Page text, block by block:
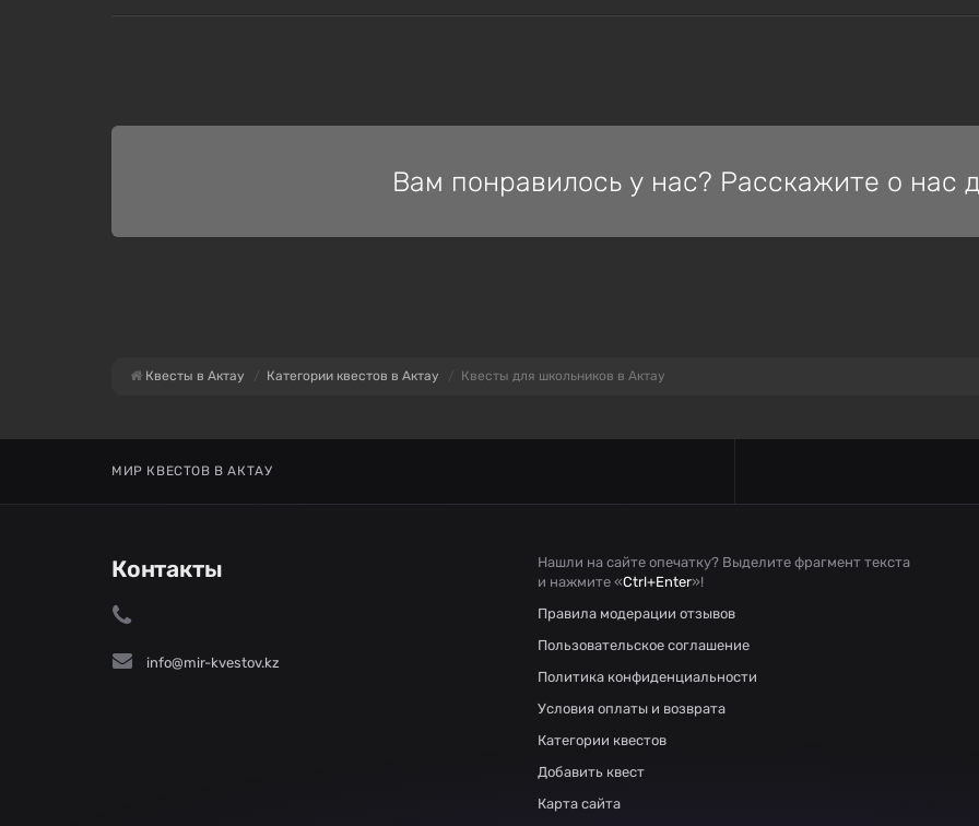
Вам понравилось у нас? Расскажите о нас
Квесты в Актау Категории квестов в Актау Квесты для школьников в Актау
МИР КВЕСТОВ В АКТАУ
Контакты
info@mir-kvestov.kz
Нашли на сайте опечатку? Выделите фрагмент текста
и нажмите «Ctrl+Enter»!
Правила модерации отзывов
Пользовательское соглашение
Политика конфиденциальности
Условия оплаты и возврата
Категории квестов
Добавить квест
Карта сайта